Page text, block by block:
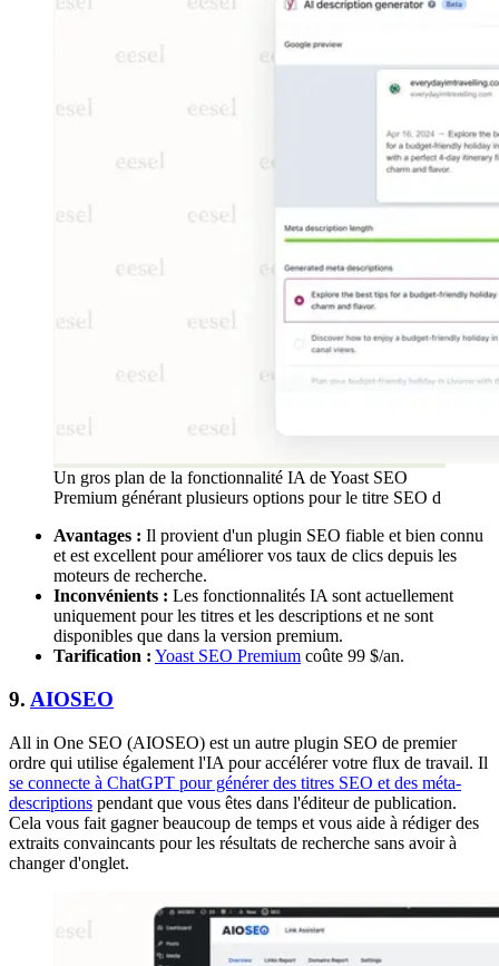
Un gros plan de la fonctionnalité IA de Yoast SEO
Premium générant plusieurs options pour le titre SEO d
Avantages : Il provient d'un plugin SEO fiable et bien connu
et est excellent pour améliorer vos taux de clics depuis les
moteurs de recherche.
Inconvénients : Les fonctionnalités IA sont actuellement
uniquement pour les titres et les descriptions et ne sont
disponibles que dans la version premium.
Tarification : Yoast SEO Premium coûte 99 $/an.
9. AIOSEO
All in One SEO (AIOSEO) est un autre plugin SEO de premier
ordre qui utilise également l'IA pour accélérer votre flux de travail. Il
se connecte à ChatGPT pour générer des titres SEO et des méta-
descriptions pendant que vous êtes dans l'éditeur de publication.
Cela vous fait gagner beaucoup de temps et vous aide à rédiger des
extraits convaincants pour les résultats de recherche sans avoir à
changer d'onglet.